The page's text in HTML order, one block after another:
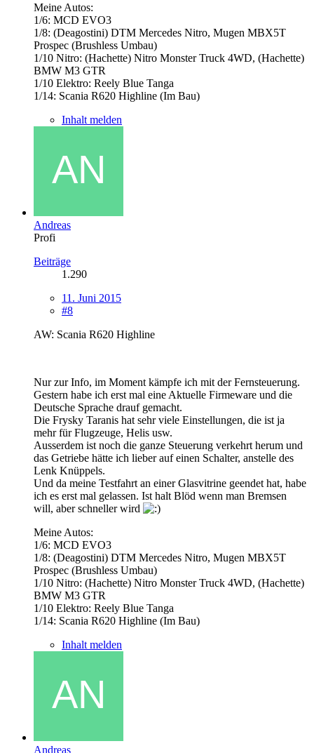
Meine Autos:
1/6: MCD EVO3
1/8: (Deagostini) DTM Mercedes Nitro, Mugen MBX5T
Prospec (Brushless Umbau)
1/10 Nitro: (Hachette) Nitro Monster Truck 4WD, (Hachette)
BMW M3 GTR
1/10 Elektro: Reely Blue Tanga
1/14: Scania R620 Highline (Im Bau)
Inhalt melden
Andreas
Profi
Beiträge
1.290
11. Juni 2015
#8
AW: Scania R620 Highline
Nur zur Info, im Moment kämpfe ich mit der Fernsteuerung.
Gestern habe ich erst mal eine Aktuelle Firmeware und die
Deutsche Sprache drauf gemacht.
Die Frysky Taranis hat sehr viele Einstellungen, die ist ja
mehr für Flugzeuge, Helis usw.
Ausserdem ist noch die ganze Steuerung verkehrt herum und
das Getriebe hätte ich lieber auf einen Schalter, anstelle des
Lenk Knüppels.
Und da meine Testfahrt an einer Glasvitrine geendet hat, habe
ich es erst mal gelassen. Ist halt Blöd wenn man Bremsen
will, aber schneller wird
Meine Autos:
1/6: MCD EVO3
1/8: (Deagostini) DTM Mercedes Nitro, Mugen MBX5T
Prospec (Brushless Umbau)
1/10 Nitro: (Hachette) Nitro Monster Truck 4WD, (Hachette)
BMW M3 GTR
1/10 Elektro: Reely Blue Tanga
1/14: Scania R620 Highline (Im Bau)
Inhalt melden
Andreas